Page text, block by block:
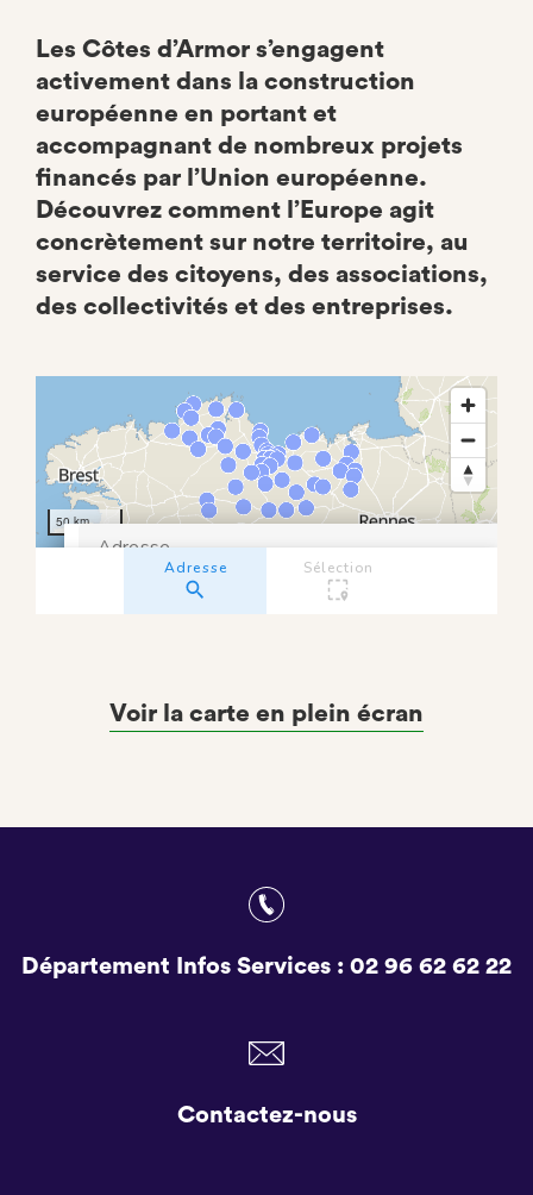
Les Côtes d’Armor s’engagent
activement dans la construction
européenne en portant et
accompagnant de nombreux projets
financés par l’Union européenne.
Découvrez comment l’Europe agit
concrètement sur notre territoire, au
service des citoyens, des associations,
des collectivités et des entreprises.
Voir la carte en plein écran
Département Infos Services : 02 96 62 62 22
Contactez-nous